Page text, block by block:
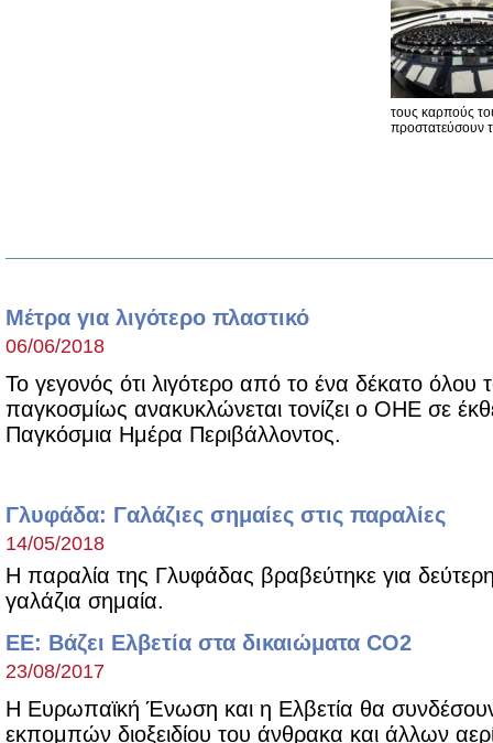
τους καρπούς
προστατεύσουν
Μέτρα για λιγότερο πλαστικό
06/06/2018
Το γεγονός ότι λιγότερο από το ένα δέκατο όλου
παγκοσμίως ανακυκλώνεται τονίζει ο ΟΗΕ σε
Παγκόσμια Ημέρα Περιβάλλοντος.
Γλυφάδα: Γαλάζιες σημαίες στις παραλίες
14/05/2018
Η παραλία της Γλυφάδας βραβεύτηκε για
γαλάζια σημαία.
ΕΕ: Βάζει Ελβετία στα δικαιώματα CO2
23/08/2017
Η Ευρωπαϊκή Ένωση και η Ελβετία θα
εκπομπών διοξειδίου του άνθρακα και άλλων